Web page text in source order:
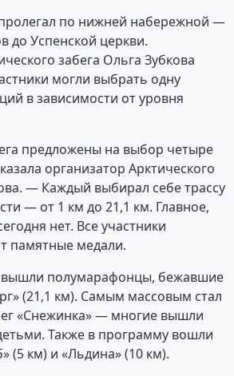
по нижней набережной —
до Успенской церкви.
забега Ольга Зубкова
могли выбрать одну
в зависимости от уровня
предложены на выбор четыре
организатор Арктического
— Каждый выбирал себе трассу
— от 1 км до 21,1 км. Главное,
нет. Все участники
памятные медали.
вышли полумарафонцы, бежавшие
(21,1 км). Самым массовым стал
«Снежинка» — многие вышли
Также в программу вошли
(5 км) и «Льдина» (10 км).